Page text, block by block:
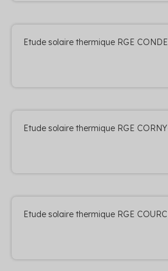
Etude solaire thermique RGE
Etude solaire thermique RGE
Etude solaire thermique RGE